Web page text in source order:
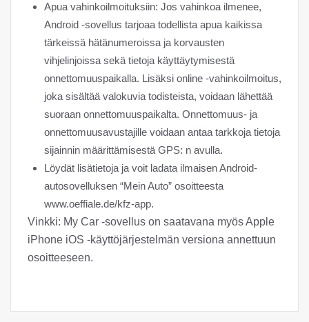
Apua vahinkoilmoituksiin: Jos vahinkoa ilmenee,
Android -sovellus tarjoaa todellista apua kaikissa
tärkeissä hätänumeroissa ja korvausten
vihjelinjoissa sekä tietoja käyttäytymisestä
onnettomuuspaikalla. Lisäksi online -vahinkoilmoitus,
joka sisältää valokuvia todisteista, voidaan lähettää
suoraan onnettomuuspaikalta. Onnettomuus- ja
onnettomuusavustajille voidaan antaa tarkkoja tietoja
sijainnin määrittämisestä GPS: n avulla.
Löydät lisätietoja ja voit ladata ilmaisen Android-
autosovelluksen “Mein Auto” osoitteesta
www.oeffiale.de/kfz-app.
Vinkki: My Car -sovellus on saatavana myös Apple
iPhone iOS -käyttöjärjestelmän versiona annettuun
osoitteeseen.